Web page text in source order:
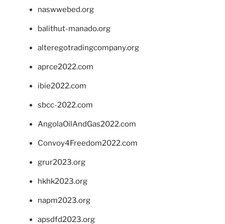
naswwebed.org
balithut-manado.org
alteregotradingcompany.org
aprce2022.com
ibie2022.com
sbcc-2022.com
AngolaOilAndGas2022.com
Convoy4Freedom2022.com
grur2023.org
hkhk2023.org
napm2023.org
apsdfd2023.org